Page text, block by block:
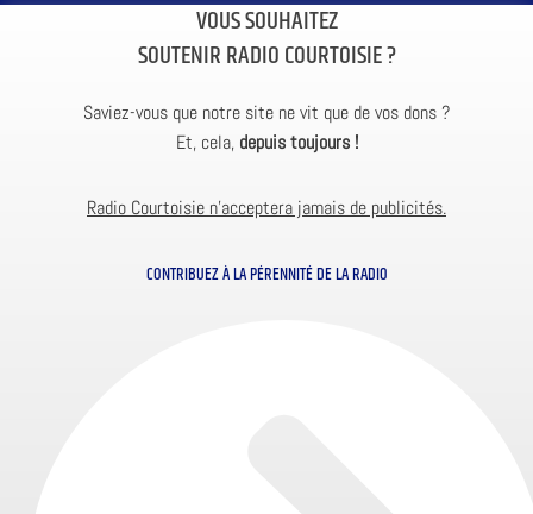
VOUS SOUHAITEZ
SOUTENIR RADIO COURTOISIE ?
Saviez-vous que notre site ne vit que de vos dons ?
Et, cela, depuis toujours !
Radio Courtoisie n’acceptera jamais de publicités.
CONTRIBUEZ À LA PÉRENNITÉ DE LA RADIO